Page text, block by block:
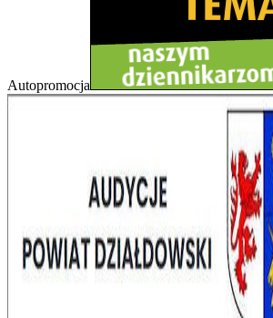
Autopromocja